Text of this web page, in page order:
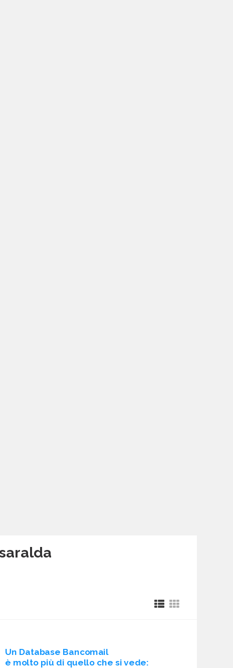
Un Database Bancomail
è molto più di quello che si vede: